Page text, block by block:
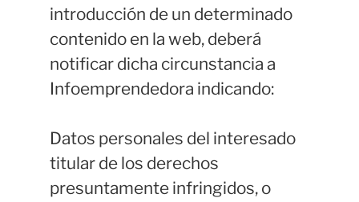
introducción de un determinado
contenido en la web, deberá
notificar dicha circunstancia a
Infoemprendedora indicando:
Datos personales del interesado
titular de los derechos
presuntamente infringidos, o